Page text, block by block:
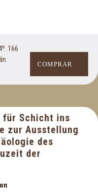
166
COMPRAR
für Schicht ins
zur Ausstellung
des
der